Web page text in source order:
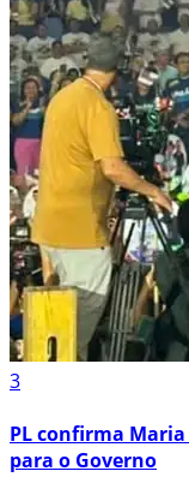
3
PL confirma
para o Governo